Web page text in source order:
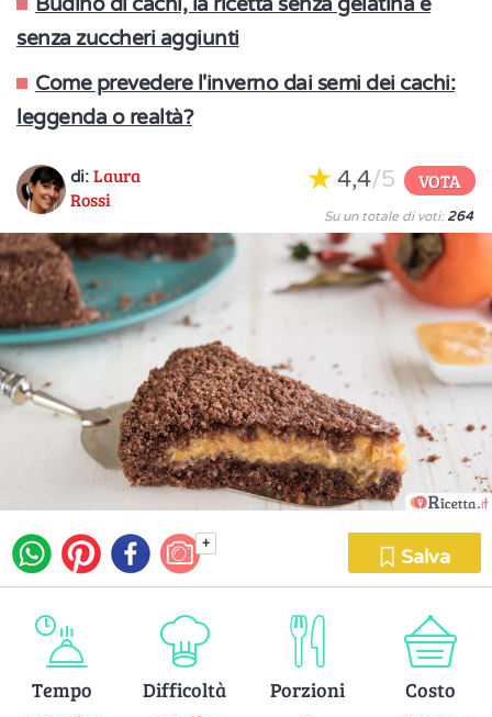
senza zuccheri aggiunti
Come prevedere l'inverno dai semi dei cachi:
leggenda o realtà?
di: Laura
Rossi
4,4/5 VOTA
Su un totale di voti: 264
+
Salva
Tempo Difficoltà Porzioni Costo